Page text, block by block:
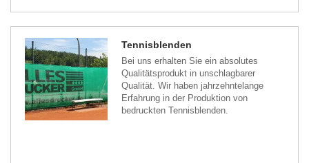
Tennisblenden
Bei uns erhalten Sie ein absolutes
Qualitätsprodukt in unschlagbarer
Qualität. Wir haben jahrzehntelange
Erfahrung in der Produktion von
bedruckten Tennisblenden.